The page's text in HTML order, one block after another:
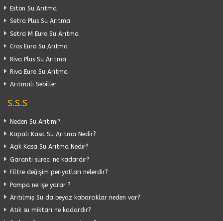
Eston Su Arıtma
Setra Plus Su Arıtma
Setra M Euro Su Arıtma
Cros Euro Su Arıtma
Riva Plus Su Arıtma
Riva Euro Su Arıtma
Arıtmalı Sebiller
S.S.S
Neden Su Arıtımı?
Kapalı Kasa Su Arıtma Nedir?
Açık Kasa Su Arıtma Nedir?
Garanti süreci ne kadardır?
Filtre değişim periyotları nelerdir?
Pompa ne işe yarar ?
Arıtılmış Su da beyaz kabarcıklar neden var?
Atık su miktarı ne kadardır?